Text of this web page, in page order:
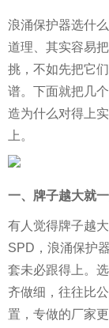
浪涌保护器选什
道理、其实容易
挑，不如先把它
谱。下面就把几
造为什么对得上
上。
一、牌子越大就
有人觉得牌子越
SPD，浪涌保护
套未必跟得上。
齐做细，往往比
置，专做的厂家